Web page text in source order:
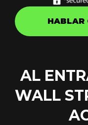
HABLAR
AL
WALL